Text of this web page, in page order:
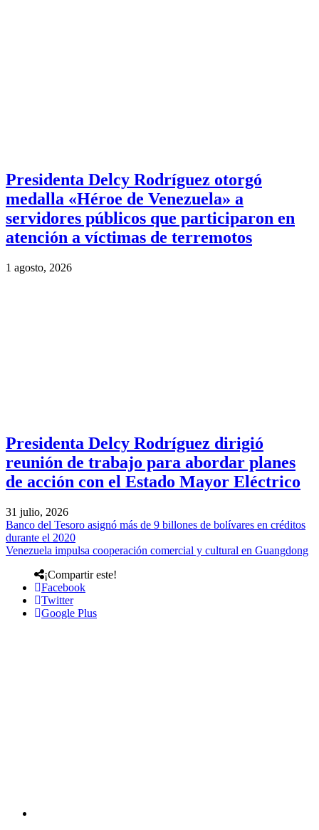
Presidenta Delcy Rodríguez otorgó
medalla «Héroe de Venezuela» a
servidores públicos que participaron en
atención a víctimas de terremotos
1 agosto, 2026
Presidenta Delcy Rodríguez dirigió
reunión de trabajo para abordar planes
de acción con el Estado Mayor Eléctrico
31 julio, 2026
Banco del Tesoro asignó más de 9 billones de bolívares en créditos
durante el 2020
Venezuela impulsa cooperación comercial y cultural en Guangdong
¡Compartir este!
Facebook
Twitter
Google Plus